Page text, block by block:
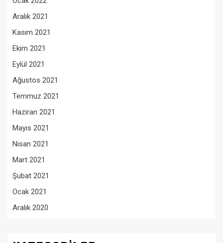
Aralık 2021
Kasım 2021
Ekim 2021
Eylül 2021
Ağustos 2021
Temmuz 2021
Haziran 2021
Mayıs 2021
Nisan 2021
Mart 2021
Şubat 2021
Ocak 2021
Aralık 2020